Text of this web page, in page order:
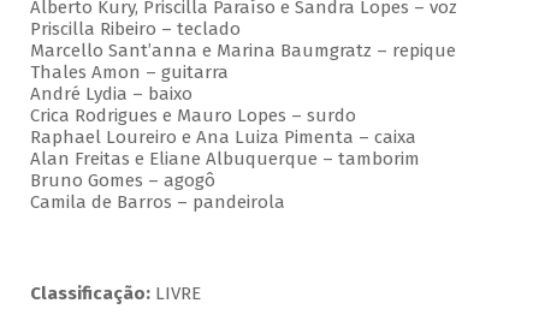
Alberto Kury, Priscilla Paraíso e Sandra Lopes – voz
Priscilla Ribeiro – teclado
Marcello Sant’anna e Marina Baumgratz – repique
Thales Amon – guitarra
André Lydia – baixo
Crica Rodrigues e Mauro Lopes – surdo
Raphael Loureiro e Ana Luiza Pimenta – caixa
Alan Freitas e Eliane Albuquerque – tamborim
Bruno Gomes – agogô
Camila de Barros – pandeirola
Classificação: LIVRE